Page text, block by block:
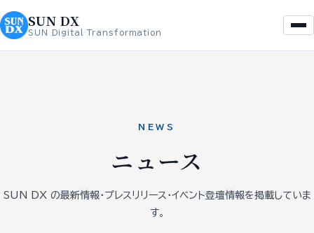
を
ス
キ
へ
ス
キ
SUN DX
SUN Digital Transformation
NEWS
ニュース
SUN DX の最新情報・プレスリリース・イベント登壇情報を掲載していま
す。